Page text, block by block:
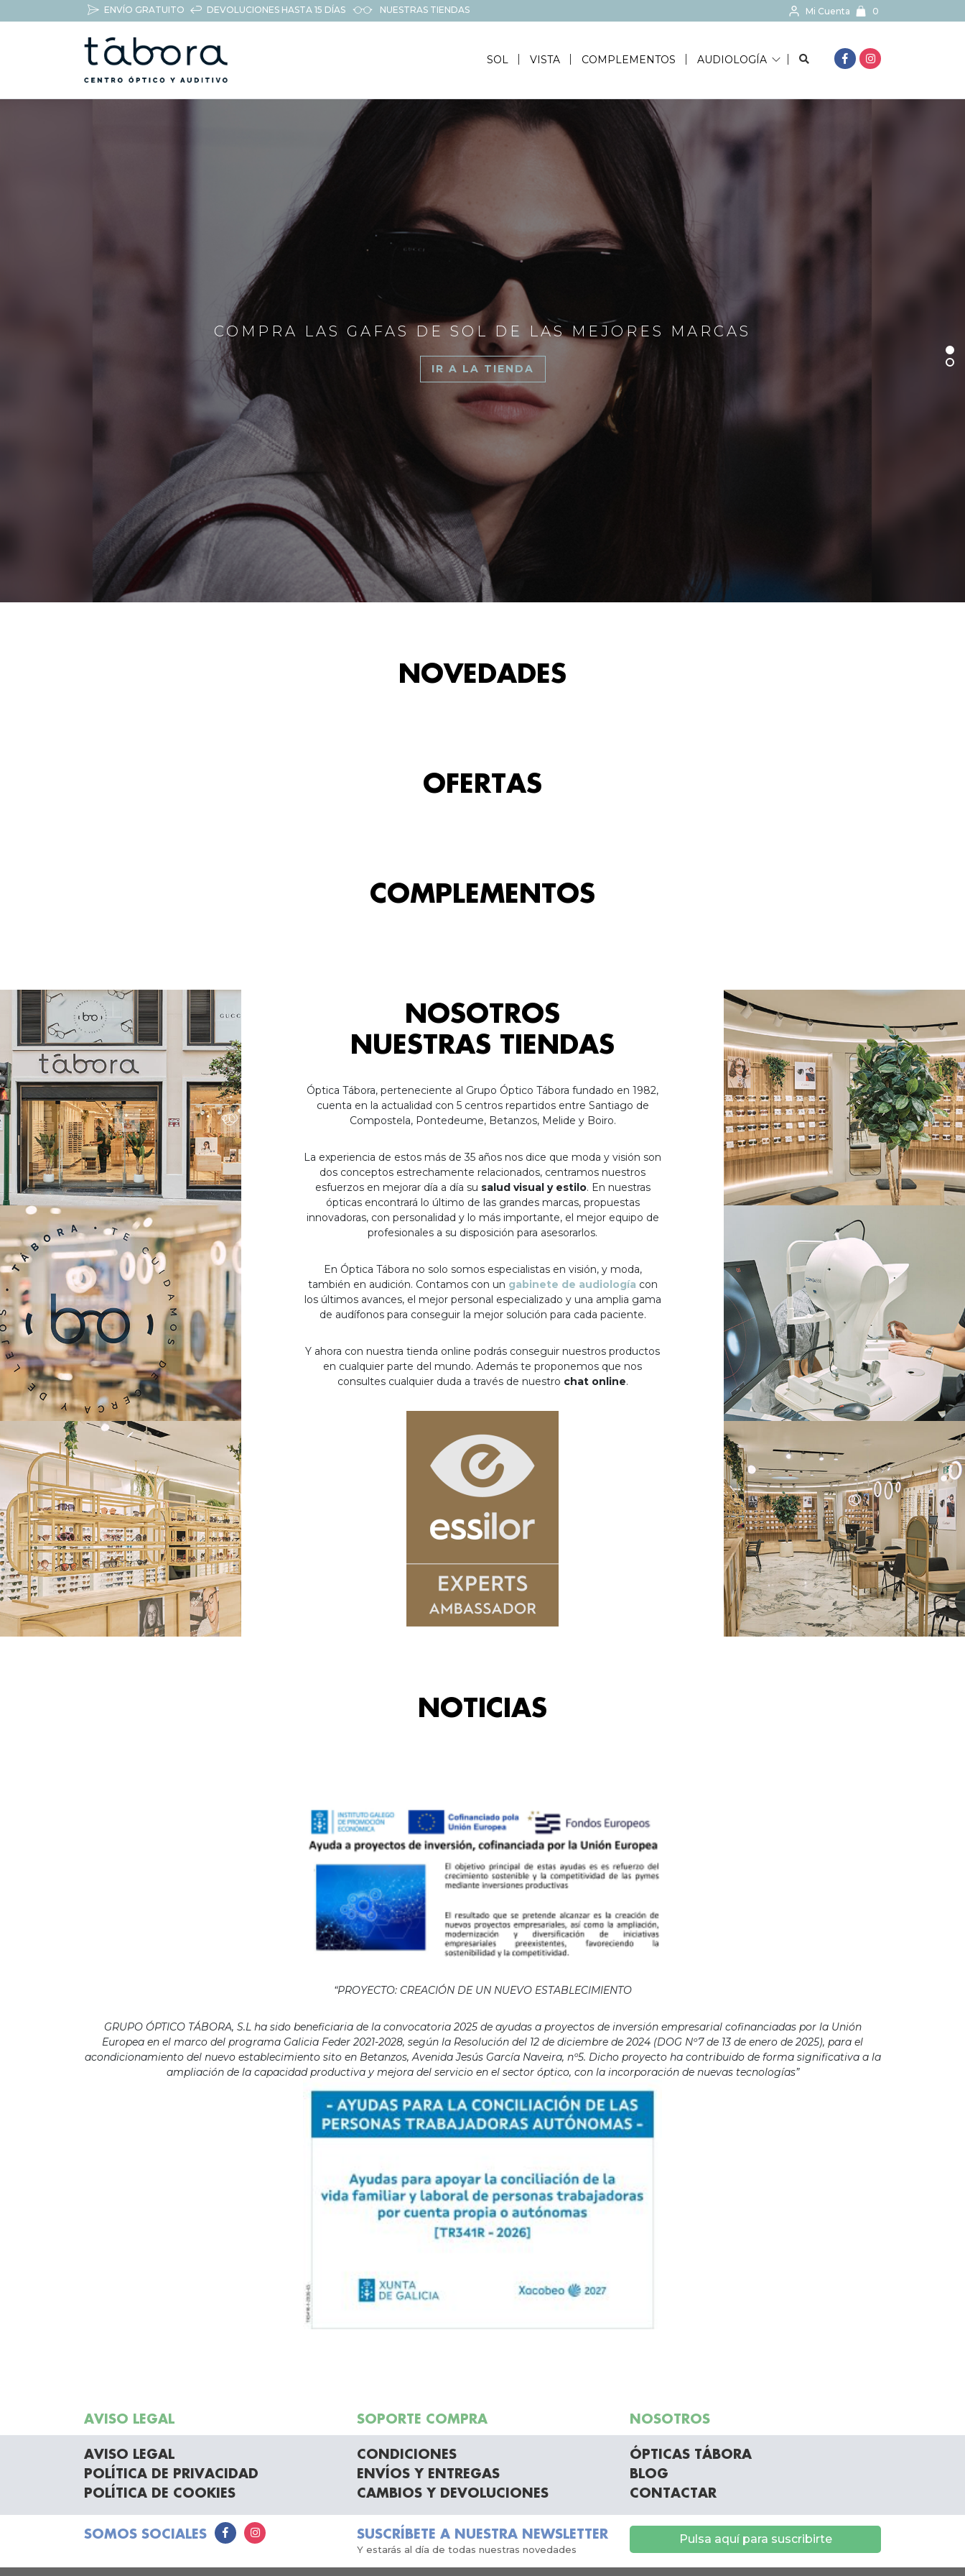
ENVÍO GRATUITO DEVOLUCIONES HASTA 15 DÍAS NUESTRAS TIENDAS Mi Cuenta 0
SOL VISTA COMPLEMENTOS AUDIOLOGÍA BUSCAR...
COMPRA LAS GAFAS DE SOL DE LAS MEJORES MARCAS
IR A LA TIENDA
NOVEDADES
OFERTAS
COMPLEMENTOS
NOSOTROS
NUESTRAS TIENDAS
Óptica Tábora, perteneciente al Grupo Óptico Tábora fundado en 1982,
cuenta en la actualidad con 5 centros repartidos entre Santiago de
Compostela, Pontedeume, Betanzos, Melide y Boiro.
La experiencia de estos más de 35 años nos dice que moda y visión son
dos conceptos estrechamente relacionados, centramos nuestros
esfuerzos en mejorar día a día su salud visual y estilo. En nuestras
ópticas encontrará lo último de las grandes marcas, propuestas
innovadoras, con personalidad y lo más importante, el mejor equipo de
profesionales a su disposición para asesorarlos.
En Óptica Tábora no solo somos especialistas en visión, y moda,
también en audición. Contamos con un gabinete de audiología con
los últimos avances, el mejor personal especializado y una amplia gama
de audífonos para conseguir la mejor solución para cada paciente.
Y ahora con nuestra tienda online podrás conseguir nuestros productos
en cualquier parte del mundo. Además te proponemos que nos
consultes cualquier duda a través de nuestro chat online.
NOTICIAS
“PROYECTO: CREACIÓN DE UN NUEVO ESTABLECIMIENTO
GRUPO ÓPTICO TÁBORA, S.L ha sido beneficiaria de la convocatoria 2025 de ayudas a proyectos de inversión empresarial cofinanciadas por la Unión
Europea en el marco del programa Galicia Feder 2021-2028, según la Resolución del 12 de diciembre de 2024 (DOG Nº7 de 13 de enero de 2025), para el
acondicionamiento del nuevo establecimiento sito en Betanzos, Avenida Jesús García Naveira, nº5. Dicho proyecto ha contribuido de forma significativa a la
ampliación de la capacidad productiva y mejora del servicio en el sector óptico, con la incorporación de nuevas tecnologías”
AVISO LEGAL SOPORTE COMPRA NOSOTROS
AVISO LEGAL
POLÍTICA DE PRIVACIDAD
POLÍTICA DE COOKIES
CONDICIONES
ENVÍOS Y ENTREGAS
CAMBIOS Y DEVOLUCIONES
ÓPTICAS TÁBORA
BLOG
CONTACTAR
SOMOS SOCIALES SUSCRÍBETE A NUESTRA NEWSLETTER
Y estarás al día de todas nuestras novedades
Pulsa aquí para suscribirte